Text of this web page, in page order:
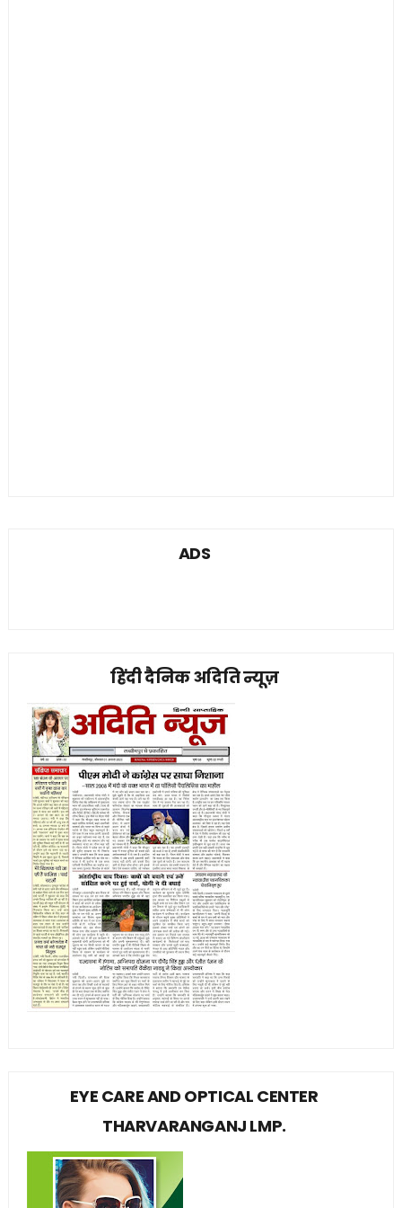
ADS
हिंदी दैनिक अदिति न्यूज़
EYE CARE AND OPTICAL CENTER
THARVARANGANJ LMP.